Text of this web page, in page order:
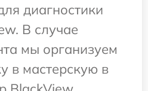
диагностики
В случае
мы организуем
в мастерскую в